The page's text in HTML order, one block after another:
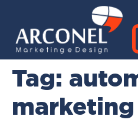
Tag:
marketing